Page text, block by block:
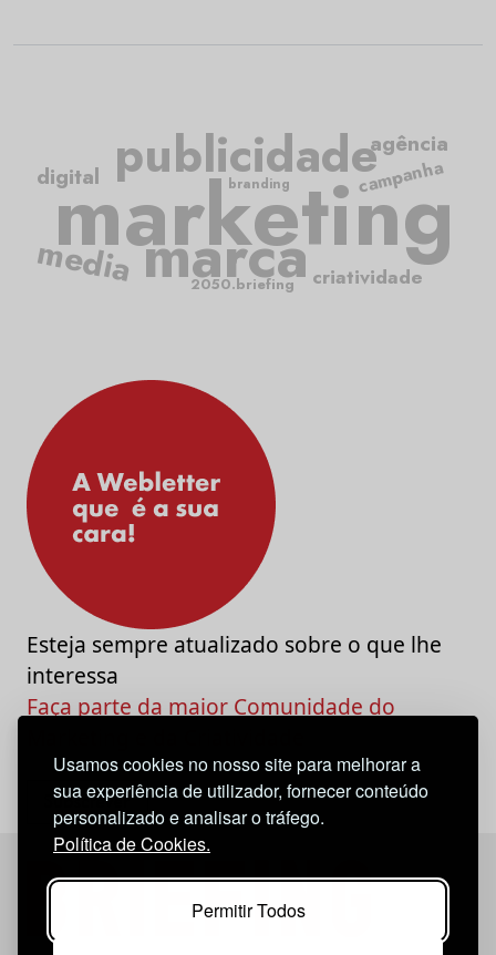
Usamos cookies no nosso site para melhorar a
sua experiência de utilizador, fornecer conteúdo
personalizado e analisar o tráfego.
Política de Cookies.
Permitir Todos
marketing
publicidade
marca criatividade
campanha
media
agência
digital
2050.briefing
branding
Esteja sempre atualizado sobre o que lhe
interessa
Faça parte da maior Comunidade do